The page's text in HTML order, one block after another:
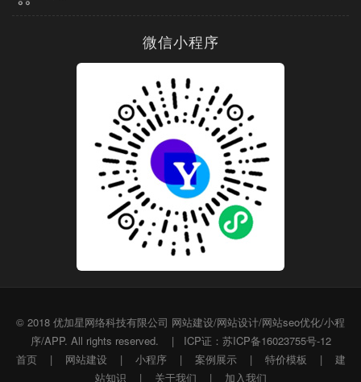
微信小程序
© 2018 优加星网络科技有限公司 网站建设/网站设计/网站seo优化/小程
序/APP. All rights reserved.
|
ICP证：苏ICP备16023755号-12
首页
| 网站建设 | 小程序 | 案例展示 | 特价模板 |
建
站知识
| 关于我们 | 加入我们